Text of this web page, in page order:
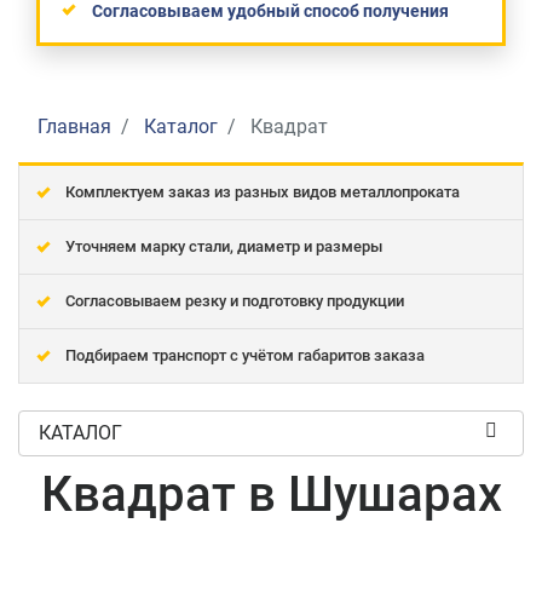
Согласовываем удобный способ получения
Главная Каталог Квадрат
Комплектуем заказ из разных видов металлопроката
Уточняем марку стали, диаметр и размеры
Согласовываем резку и подготовку продукции
Подбираем транспорт с учётом габаритов заказа
КАТАЛОГ
Квадрат в Шушарах